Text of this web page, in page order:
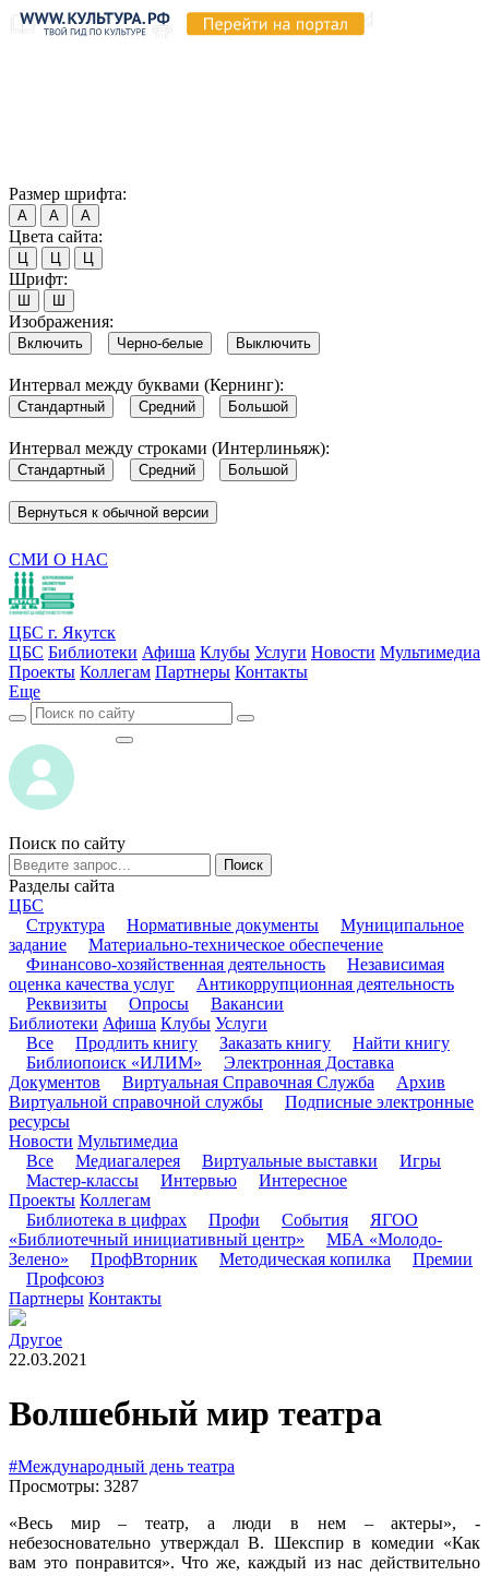
Размер шрифта:
А А А
Цвета сайта:
Ц Ц Ц
Шрифт:
Ш Ш
Изображения:
Включить Черно-белые Выключить
Интервал между буквами (Кернинг):
Стандартный Средний Большой
Интервал между строками (Интерлиньяж):
Стандартный Средний Большой
Вернуться к обычной версии
СМИ О НАС
ЦБС г. Якутск
ЦБС Библиотеки Афиша Клубы Услуги Новости Мультимедиа
Проекты Коллегам Партнеры Контакты
Еще
Поиск по сайту
Поиск
Разделы сайта
ЦБС
Структура
Нормативные документы
Муниципальное
задание
Материально-техническое обеспечение
Финансово-хозяйственная деятельность
Независимая
оценка качества услуг
Антикоррупционная деятельность
Реквизиты
Опросы
Вакансии
Библиотеки Афиша Клубы Услуги
Все
Продлить книгу Заказать книгу
Найти книгу
Библиопоиск «ИЛИМ»
Электронная Доставка
Документов
Виртуальная Справочная Служба
Архив
Виртуальной справочной службы
Подписные электронные
ресурсы
Новости Мультимедиа
Все
Медиагалерея Виртуальные выставки
Игры
Мастер-классы
Интервью
Интересное
Проекты Коллегам
Библиотека в цифрах
Профи События
ЯГОО
«Библиотечный инициативный центр»
МБА «Молодо-
Зелено»
ПрофВторник Методическая копилка
Премии
Профсоюз
Партнеры Контакты
Другое
22.03.2021
Волшебный мир театра
#Международный день театра
Просмотры: 3287
«Весь мир – театр, а люди в нем – актеры», -
небезосновательно утверждал В. Шекспир в комедии «Как
вам это понравится». Что же, каждый из нас действительно